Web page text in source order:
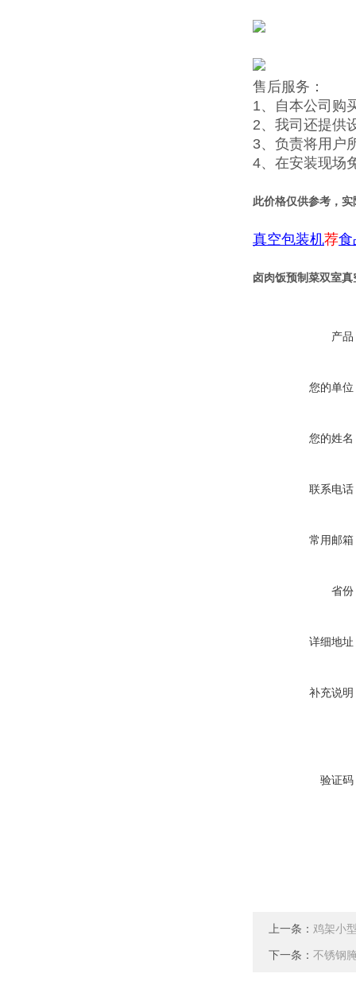
售后服务：
1、自本公司购
2、我司还提供
3、负责将用户
4、在安装现场
此价格仅供参考，
真空包装机荐食
卤肉饭预制菜双室
产品
您的单位
您的姓名
联系电话
常用邮箱
省份
详细地址
补充说明
验证码
上一条： 鸡架小
下一条： 不锈钢